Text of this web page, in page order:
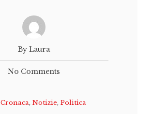
By Laura
No Comments
Cronaca, Notizie, Politica